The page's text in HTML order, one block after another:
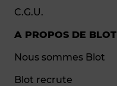
C.G.U.
A PROPOS DE BLOT
Nous sommes Blot
Blot recrute